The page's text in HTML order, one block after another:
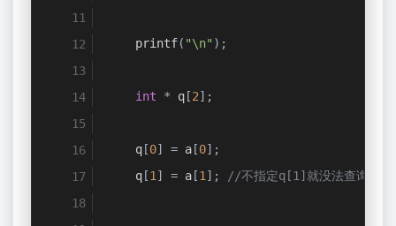
    printf
( "\n" );
int * q 2 ];
    q
0 = a 0 ];
    q
1 = a 1 ]; //不指定q[1]就没法查询到